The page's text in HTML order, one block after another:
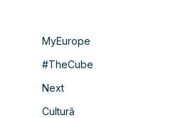
MyEurope
#TheCube
Next
Cultură